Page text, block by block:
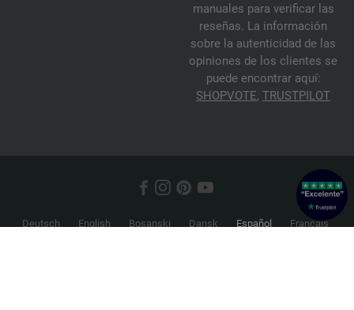
manuales para verificar las
reseñas. La información
sobre la autenticidad de las
opiniones de los clientes se
puede encontrar aquí:
SHOPVOTE, TRUSTPILOT
Deutsch English Bosanski Dansk Español
Français